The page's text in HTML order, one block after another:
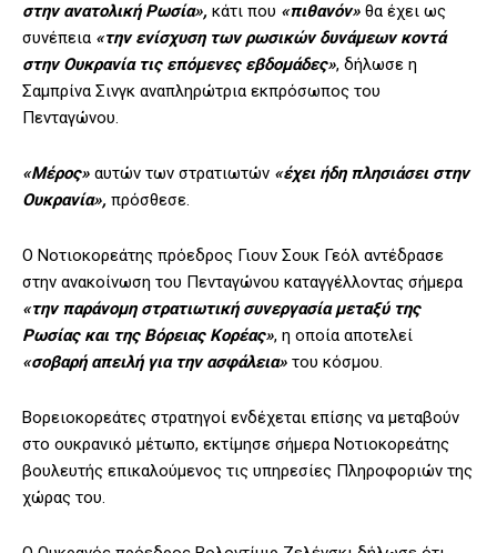
στην ανατολική Ρωσία», κάτι που «πιθανόν» θα έχει ως
συνέπεια «την ενίσχυση των ρωσικών δυνάμεων κοντά
στην Ουκρανία τις επόμενες εβδομάδες», δήλωσε η
Σαμπρίνα Σινγκ αναπληρώτρια εκπρόσωπος του
Πενταγώνου.
«Μέρος» αυτών των στρατιωτών «έχει ήδη πλησιάσει στην
Ουκρανία», πρόσθεσε.
Ο Νοτιοκορεάτης πρόεδρος Γιουν Σουκ Γεόλ αντέδρασε
στην ανακοίνωση του Πενταγώνου καταγγέλλοντας σήμερα
«την παράνομη στρατιωτική συνεργασία μεταξύ της
Ρωσίας και της Βόρειας Κορέας», η οποία αποτελεί
«σοβαρή απειλή για την ασφάλεια» του κόσμου.
Βορειοκορεάτες στρατηγοί ενδέχεται επίσης να μεταβούν
στο ουκρανικό μέτωπο, εκτίμησε σήμερα Νοτιοκορεάτης
βουλευτής επικαλούμενος τις υπηρεσίες Πληροφοριών της
χώρας του.